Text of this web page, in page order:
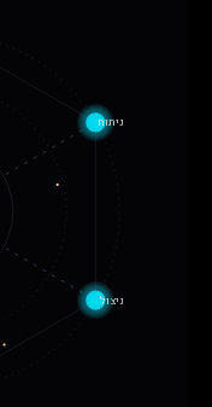
ניתוח
ניצול